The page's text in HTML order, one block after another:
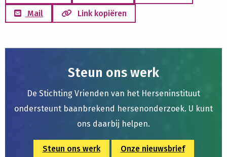
Mail
Link kopiëren
Steun ons werk
De Stichting Vrienden van het Herseninstituut
ondersteunt baanbrekend hersenonderzoek. U kunt
ons daarbij helpen.
Steun ons werk Onze nieuwsbrief